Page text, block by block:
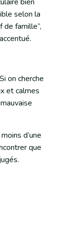
selon la
de famille”,
on cherche
et calmes
d’une
que